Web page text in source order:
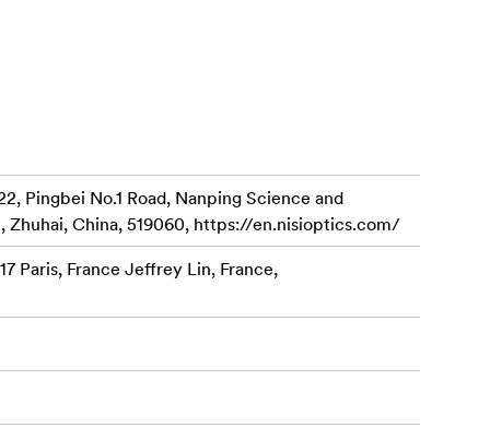
Pingbei No.1 Road, Nanping Science and
Zhuhai, China, 519060, https://en.nisioptics.com/
Paris, France Jeffrey Lin, France,